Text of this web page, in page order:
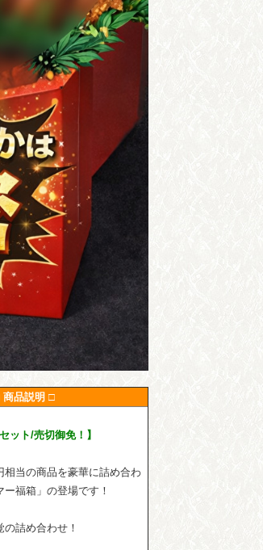
商品説明 □
ット/売切御免！】
相当の商品を豪華に詰め合わ
福箱」の登場です！
詰め合わせ！